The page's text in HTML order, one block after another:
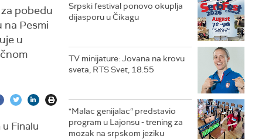
pobedu
Pesmi
u
Finalu
Srpski festival ponovo okuplja
dijasporu u Čikagu
TV minijature: Jovana na krovu
sveta, RTS Svet, 18.55
"Malac genijalac“ predstavio
program u Lajonsu - trening za
mozak na srpskom jeziku